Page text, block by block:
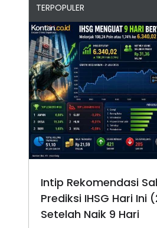
TERPOPULER
Intip Rekomendasi
Prediksi IHSG Hari Ini
Setelah Naik 9 Hari